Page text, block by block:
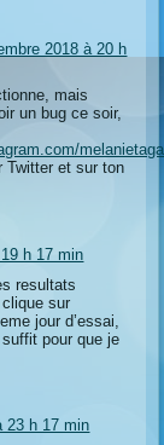
2018 à 20 h
mais
un bug ce soir,
Twitter et sur ton
h 17 min
resultats
sur
jour d’essai,
pour que je
23 h 17 min